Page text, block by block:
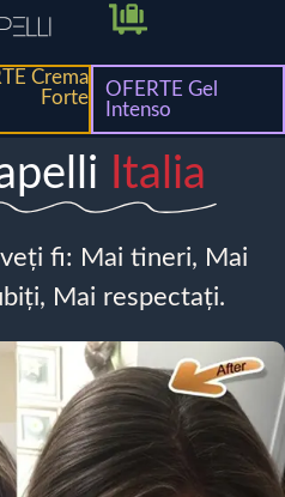
Crema
Forte
OFERTE Gel
Intenso
Italia
fi: Mai tineri, Mai
Mai respectați.